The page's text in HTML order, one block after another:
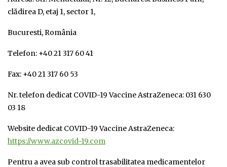
clădirea D, etaj 1, sector 1,
Bucuresti, România
Telefon: +40 21 317 60 41
Fax: +40 21 317 60 53
Nr. telefon dedicat COVID-19 Vaccine AstraZeneca: 031 630
03 18
Website dedicat COVID-19 Vaccine AstraZeneca:
https://www.azcovid-19.com
Pentru a avea sub control trasabilitatea medicamentelor